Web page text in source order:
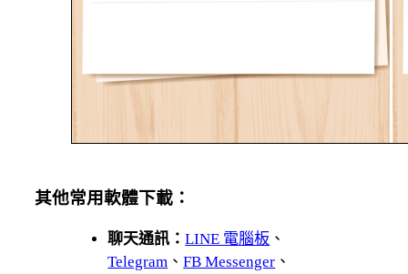
其他常用軟體下載：
聊天通訊：LINE 電腦板 、
Telegram 、FB Messenger 、